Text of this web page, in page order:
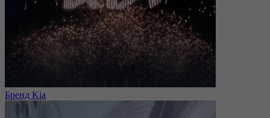
Бренд Kia